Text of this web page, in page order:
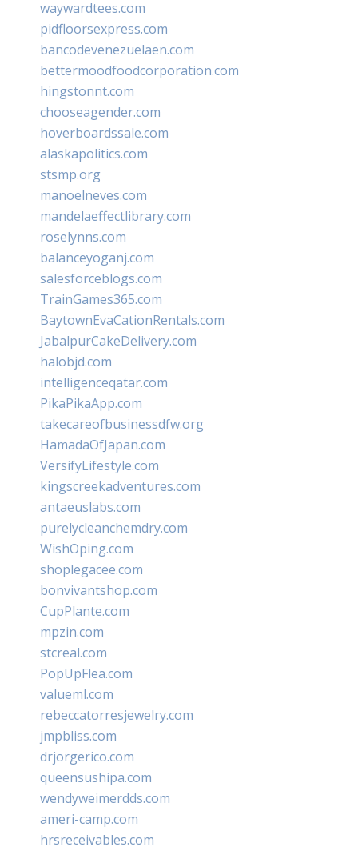
waywardtees.com
pidfloorsexpress.com
bancodevenezuelaen.com
bettermoodfoodcorporation.com
hingstonnt.com
chooseagender.com
hoverboardssale.com
alaskapolitics.com
stsmp.org
manoelneves.com
mandelaeffectlibrary.com
roselynns.com
balanceyoganj.com
salesforceblogs.com
TrainGames365.com
BaytownEvaCationRentals.com
JabalpurCakeDelivery.com
halobjd.com
intelligenceqatar.com
PikaPikaApp.com
takecareofbusinessdfw.org
HamadaOfJapan.com
VersifyLifestyle.com
kingscreekadventures.com
antaeuslabs.com
purelycleanchemdry.com
WishOping.com
shoplegacee.com
bonvivantshop.com
CupPlante.com
mpzin.com
stcreal.com
PopUpFlea.com
valueml.com
rebeccatorresjewelry.com
jmpbliss.com
drjorgerico.com
queensushipa.com
wendyweimerdds.com
ameri-camp.com
hrsreceivables.com